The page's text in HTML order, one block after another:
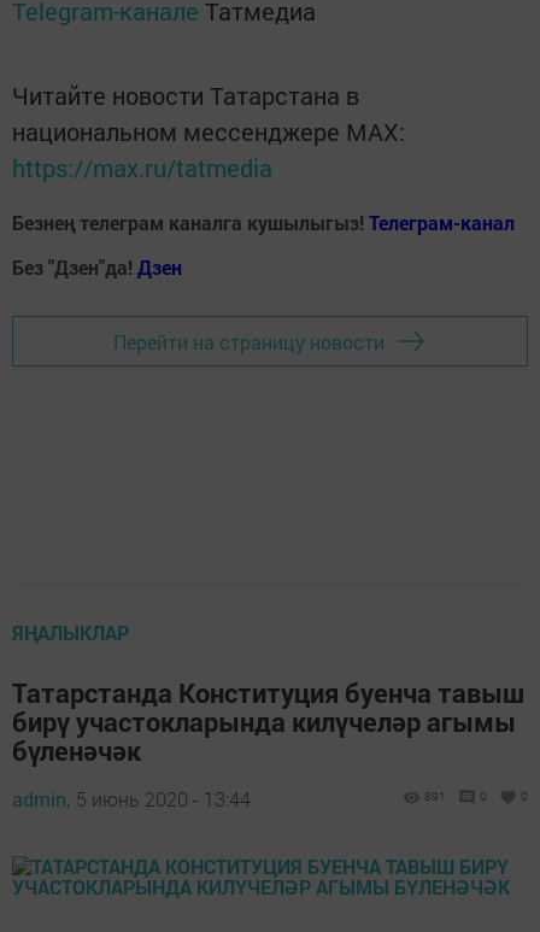
Telegram-канале Татмедиа
Читайте новости Татарстана в
национальном мессенджере MАХ:
https://max.ru/tatmedia
Безнең телеграм каналга кушылыгыз! Телеграм-канал
Без "Дзен"да! Дзен
Перейти на страницу новости
ЯҢАЛЫКЛАР
Татарстанда Конституция буенча тавыш
бирү участокларында килүчеләр агымы
бүленәчәк
admin, 5 июнь 2020 - 13:44 891 0 0